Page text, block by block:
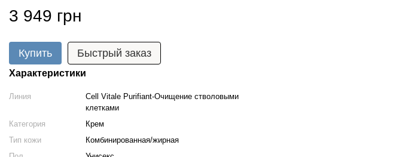
3 949 грн
Купить Быстрый заказ
Характеристики
Линия
Cell Vitale Purifiant-Очищение стволовыми
клетками
Категория
Крем
Тип кожи
Комбинированная/жирная